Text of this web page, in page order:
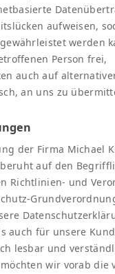
aufweisen,
werden
Person frei,
auch auf
an uns zu
der Firma Michael
auf den
Richtlinien- und
auch für unsere
lesbar und
wir vorab die